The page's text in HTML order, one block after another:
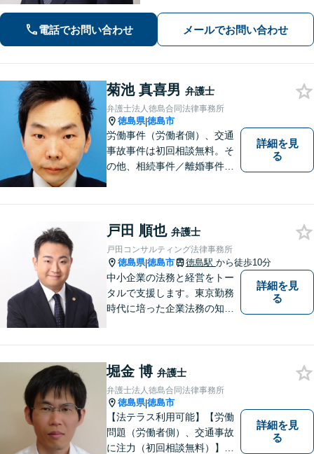
状況から抜け出すお手伝いをします。
電話でお問い合わせ メールでお問い合わせ
菊池 真喜男 弁護士
弁護士法人徳島合同法律事務所
徳島県|徳島市
労働事件（労働者側）、交通
事故事件は初回相談無料。そ
の他、相続事件／離婚事件／
れます。【無料駐車場】
詳細を見
る
戸田 順也 弁護士
戸田コンサルティング法律事務所
徳島県|徳島市 徳島駅 から徒歩10分
中小企業の法務と経営をトー
タルで支援します。東京勤務
時代に培った企業法務の知見
す。
詳細を見
る
堀金 博 弁護士
弁護士法人徳島合同法律事務所
徳島県|徳島市
【法テラス利用可能】【労働
問題（労働者側）、交通事故
に注力（初回相談無料）】市
詳細を見
る